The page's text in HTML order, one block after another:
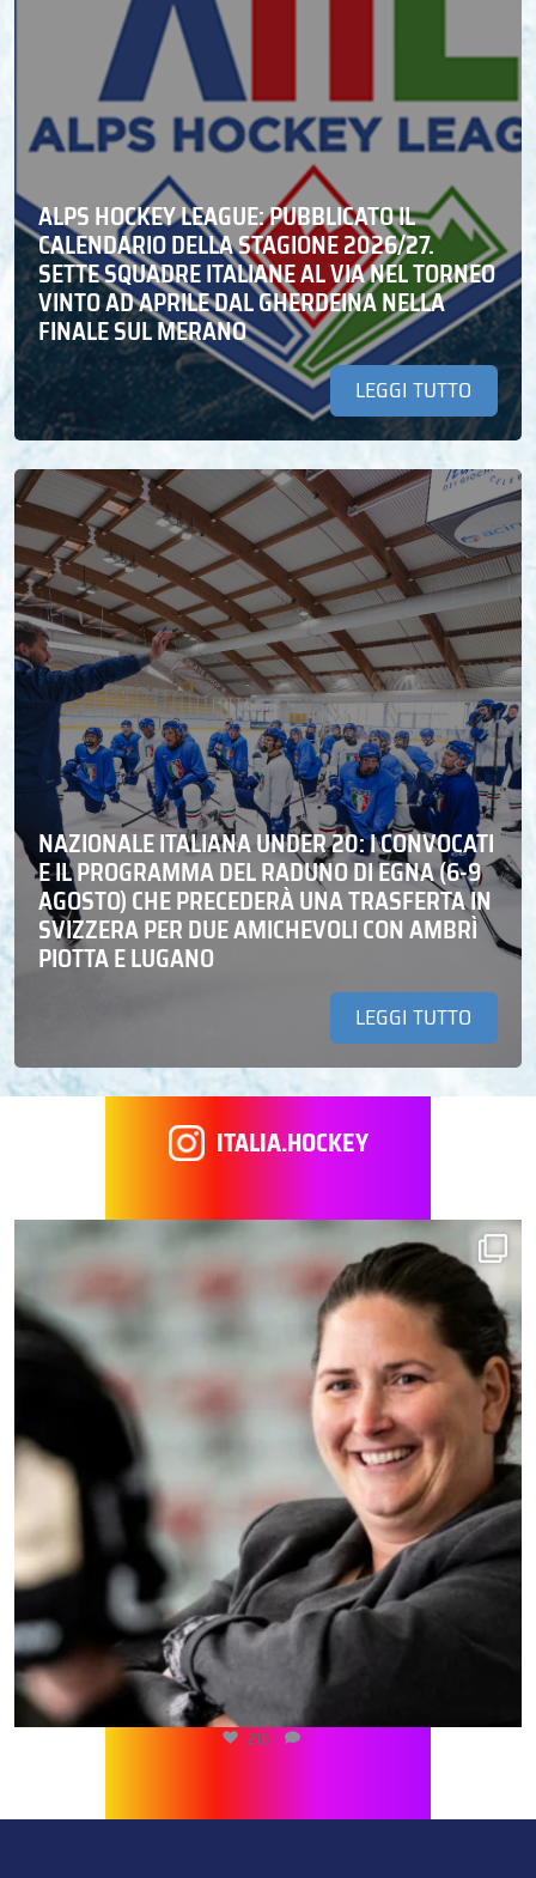
ALPS HOCKEY LEAGUE: PUBBLICATO IL
CALENDARIO DELLA STAGIONE 2026/27.
SETTE SQUADRE ITALIANE AL VIA NEL TORNEO
VINTO AD APRILE DAL GHERDEINA NELLA
FINALE SUL MERANO
LEGGI TUTTO
NAZIONALE ITALIANA UNDER 20: I CONVOCATI
E IL PROGRAMMA DEL RADUNO DI EGNA (6-9
AGOSTO) CHE PRECEDERÀ UNA TRASFERTA IN
SVIZZERA PER DUE AMICHEVOLI CON AMBRÌ
PIOTTA E LUGANO
LEGGI TUTTO
ITALIA.HOCKEY
216 1